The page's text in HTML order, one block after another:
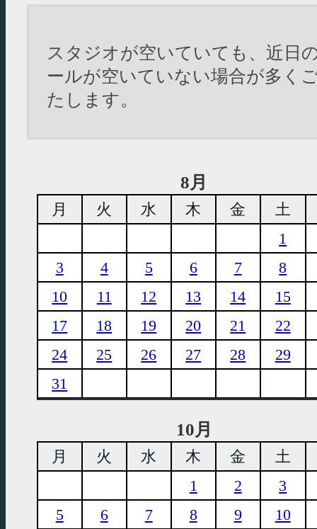
スタジオが空いていても、近日
ールが空いていない場合が多く
たします。
8月
月 火 水 木 金
土
1
3
4 5 6 7
8
10
11 12 13 14
15
17
18 19 20 21
22
24
25 26 27 28
29
31
10月
月 火 水 木 金
土
1
2
3
5
6 7 8 9
10